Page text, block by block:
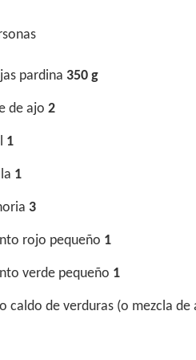
pardina 350 g
de ajo 2
1
1
3
rojo pequeño 1
verde pequeño 1
caldo de verduras (o mezcla de